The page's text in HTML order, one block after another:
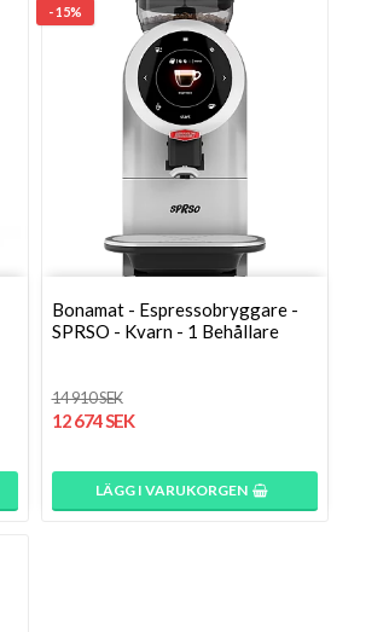
- 15%
Bonamat - Espressobryggare -
SPRSO - Kvarn - 1 Behållare
14 910 SEK
12 674 SEK
LÄGG I VARUKORGEN